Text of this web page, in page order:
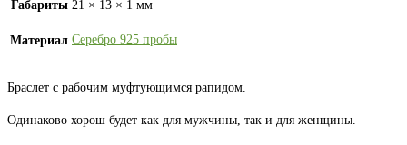
Габариты 21 × 13 × 1 мм
Материал Серебро 925 пробы
Браслет с рабочим муфтующимся рапидом.
Одинаково хорош будет как для мужчины, так и для женщины.